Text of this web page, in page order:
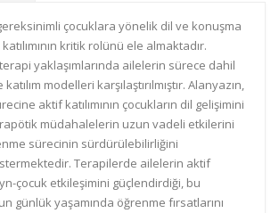
çocuklara yönelik dil ve konuşma
kritik rolünü ele almaktadır.
terapi yaklaşımlarında ailelerin sürece dahil
modelleri karşılaştırılmıştır. Alanyazın,
aktif katılımının çocukların dil gelişimini
müdahalelerin uzun vadeli etkilerini
sürecinin sürdürülebilirliğini
Terapilerde ailelerin aktif
çocuk etkileşimini güçlendirdiği, bu
günlük yaşamında öğrenme fırsatlarını